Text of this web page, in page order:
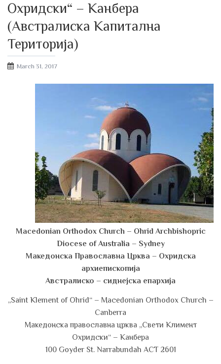
Охридски“ – Канбера
(Австралиска Капитална
Територија)
Posted
March 31, 2017
Macedonian Orthodox Church – Ohrid Archbishopric
Diocese of Australia – Sydney
Македонска Православна Црква – Охридска
архиепископија
Австралиско – сиднејска епархија
„Saint Klement of Ohrid“ – Macedonian Orthodox Church –
Canberra
Македонска православна црква „Свети Климент
Охридски“ – Канбера
100 Goyder St. Narrabundah ACT 2601